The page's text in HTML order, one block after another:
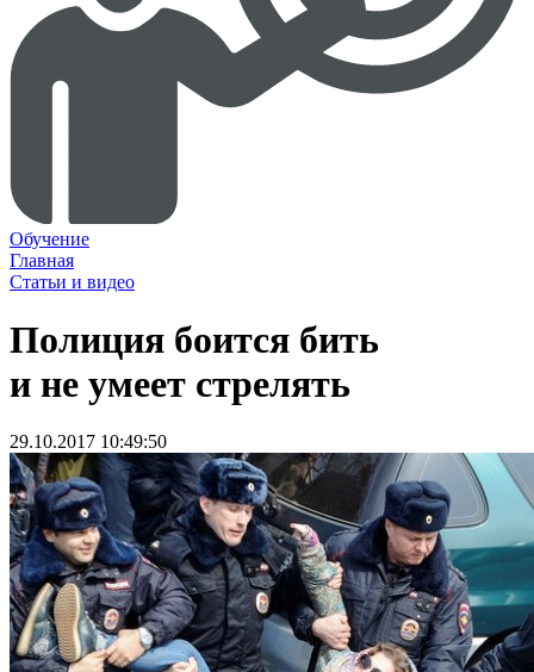
Обучение
Главная
Статьи и видео
Полиция боится бить
и не умеет стрелять
29.10.2017 10:49:50